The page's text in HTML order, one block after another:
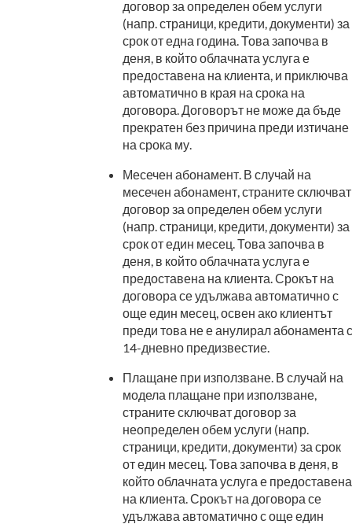
договор за определен обем услуги
(напр. страници, кредити, документи) за
срок от една година. Това започва в
деня, в който облачната услуга е
предоставена на клиента, и приключва
автоматично в края на срока на
договора. Договорът не може да бъде
прекратен без причина преди изтичане
на срока му.
Месечен абонамент. В случай на
месечен абонамент, страните сключват
договор за определен обем услуги
(напр. страници, кредити, документи) за
срок от един месец. Това започва в
деня, в който облачната услуга е
предоставена на клиента. Срокът на
договора се удължава автоматично с
още един месец, освен ако клиентът
преди това не е анулирал абонамента с
14-дневно предизвестие.
Плащане при използване. В случай на
модела плащане при използване,
страните сключват договор за
неопределен обем услуги (напр.
страници, кредити, документи) за срок
от един месец. Това започва в деня, в
който облачната услуга е предоставена
на клиента. Срокът на договора се
удължава автоматично с още един